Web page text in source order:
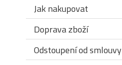
Jak nakupovat
Doprava zboží
Odstoupení od smlouvy